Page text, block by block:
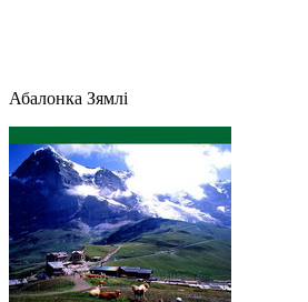
Абалонка Зямлі